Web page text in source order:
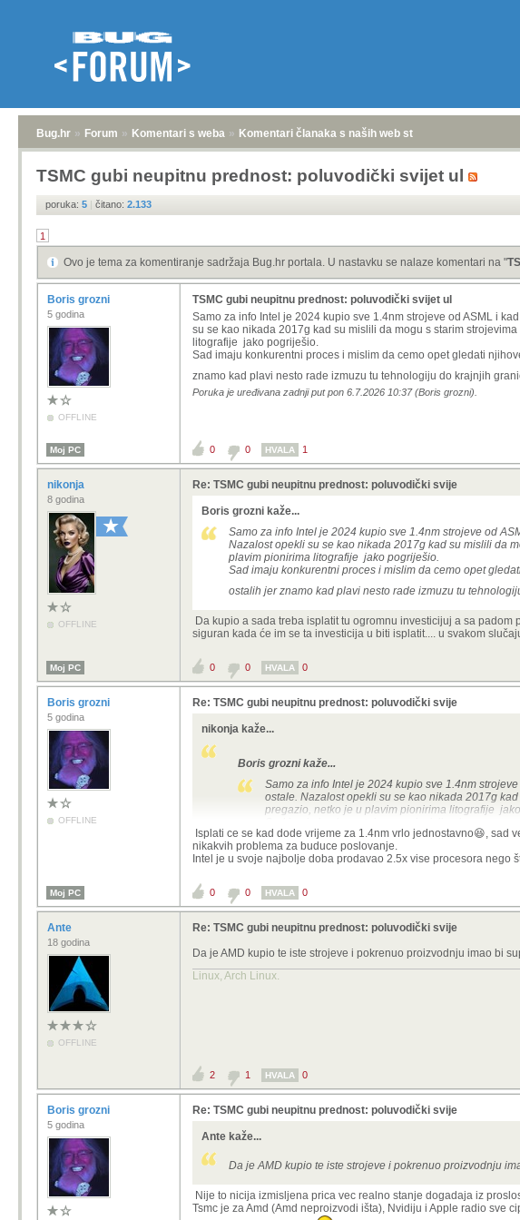
Bug.hr » Forum » Komentari s weba » Komentari članaka s naših web stranica
TSMC gubi neupitnu prednost: poluvodički svijet ul
poruka: 5 | čitano: 2.133
1
Ovo je tema za komentiranje sadržaja Bug.hr portala. U nastavku se nalaze komentari na "
Boris grozni
5 godina
OFFLINE
TSMC gubi neupitnu prednost: poluvodički svijet ul
Samo za info Intel je 2024 kupio sve 1.4nm strojeve od ASML i
su se kao nikada 2017g kad su mislili da mogu s starim
litografije jako pogriješio.
Sad imaju konkurentni proces i mislim da cemo opet gledati
znamo kad plavi nesto rade izmuzu tu tehnologiju do krajnjih
Poruka je uređivana zadnji put pon 6.7.2026 10:37 (Boris grozni).
Moj PC 0 0 HVALA 1
nikonja
8 godina
OFFLINE
Re: TSMC gubi neupitnu prednost: poluvodički svije
Boris grozni kaže...
Samo za info Intel je 2024 kupio sve 1.4nm strojeve od
Nazalost opekli su se kao nikada 2017g kad su mislili da
plavim pionirima litografije jako pogriješio.
Sad imaju konkurentni proces i mislim da cemo opet
ostalih jer znamo kad plavi nesto rade izmuzu tu
Da kupio a sada treba isplatit tu ogromnu investicijuj a sa
siguran kada će im se ta investicija u biti isplatit.... u svakom
Moj PC 0 0 HVALA 0
Boris grozni
5 godina
OFFLINE
Re: TSMC gubi neupitnu prednost: poluvodički svije
nikonja kaže...
Boris grozni kaže...
Samo za info Intel je 2024 kupio sve 1.4nm
ostale. Nazalost opekli su se kao nikada 2017g
pregazio, netko je u plavim pionirima litografije
superiornije od svih ostalih jer znamo kad plavi
18a, kasnije s kojim +++++
Da kupio a sada treba isplatit tu ogromnu investicijuj a sa
nisam baš siguran kada će im se ta investicija u biti
Isplati ce se kad dode vrijeme za 1.4nm vrlo jednostavno😆, sad
nikakvih problema za buduce poslovanje.
Intel je u svoje najbolje doba prodavao 2.5x vise procesora
Moj PC 0 0 HVALA 0
Ante
18 godina
OFFLINE
Re: TSMC gubi neupitnu prednost: poluvodički svije
Da je AMD kupio te iste strojeve i pokrenuo proizvodnju imao bi
Linux, Arch Linux.
2 1 HVALA 0
Boris grozni
5 godina
Re: TSMC gubi neupitnu prednost: poluvodički svije
Ante kaže...
Da je AMD kupio te iste strojeve i pokrenuo proizvodnju
Nije to nicija izmisljena prica vec realno stanje dogadaja iz
Tsmc je za Amd (Amd neproizvodi išta), Nvidiju i Apple radio sve